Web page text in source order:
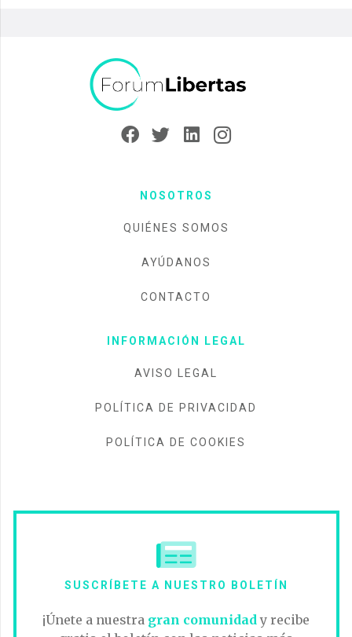
NOSOTROS
QUIÉNES SOMOS
AYÚDANOS
CONTACTO
INFORMACIÓN LEGAL
AVISO LEGAL
POLÍTICA DE PRIVACIDAD
POLÍTICA DE COOKIES
SUSCRÍBETE A NUESTRO BOLETÍN
¡Únete a nuestra gran comunidad y recibe